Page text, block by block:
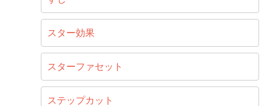
スター効果
スターファセット
ステップカット